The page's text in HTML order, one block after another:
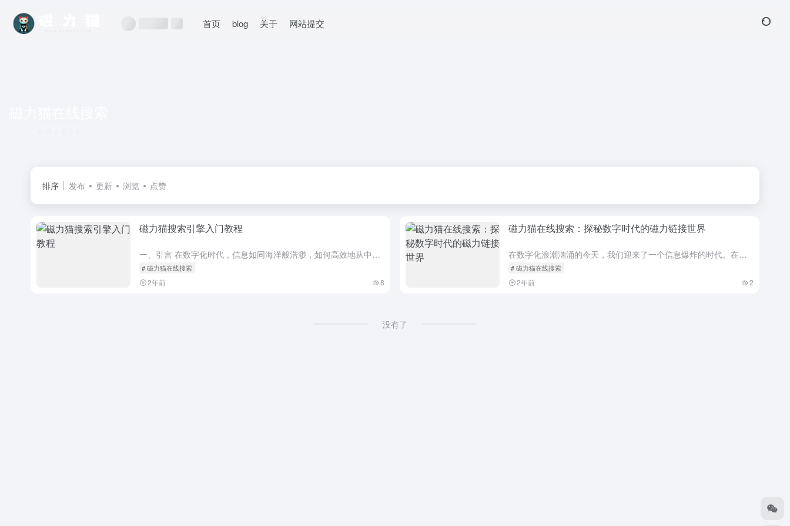
首页 blog 关于 网站提交
排序 发布 更新 浏览 点赞
磁力猫搜索引擎入门教程
一、引言 在数字化时代，信息如同海洋般浩渺，如何高效地从中筛选出我们所需的内容成为了一个重要的问题。磁力猫搜索引擎，作为一款专注于资源检索的工具，凭借其强大的搜索能力和广泛的资源覆盖，受到了众多用户的...
# 磁力猫在线搜索
2年前 8
磁力猫在线搜索：探秘数字时代的磁力链接世界
在数字化浪潮汹涌的今天，我们迎来了一个信息爆炸的时代。在这个时代里，各种各样的资源如同繁星般繁多，而如何高效、准确地找到我们所需的资源，成为了许多人关注的问题。其中，磁力猫在线搜索工具以其独特的磁力链...
# 磁力猫在线搜索
2年前 2
没有了